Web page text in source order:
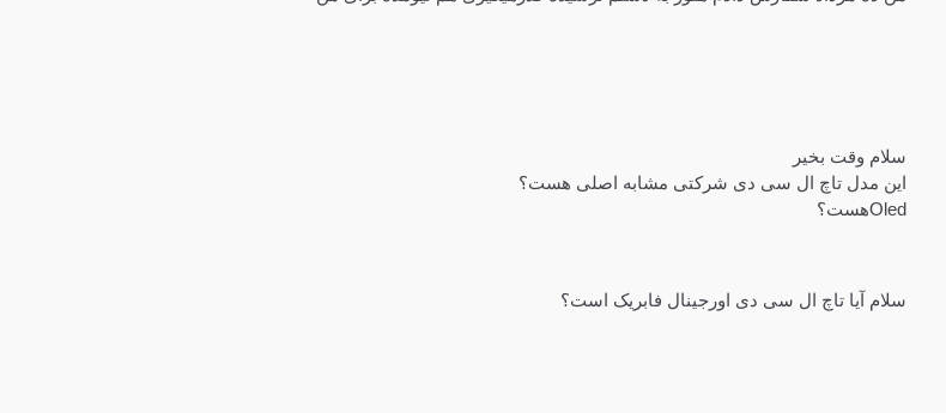
سلام وقت بخیر
این مدل تاچ ال سی دی شرکتی مشابه اصلی هست؟
Oledهست؟
سلام آیا تاچ ال سی دی اورجینال فابریک است؟